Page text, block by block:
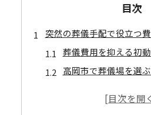
目次
突然の葬儀手配で役立つ
葬儀費用を抑える初
高岡市で葬儀場を選
今市で無駄なく葬儀